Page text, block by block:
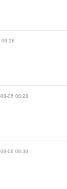
08:28
06 08:28
06 08:30